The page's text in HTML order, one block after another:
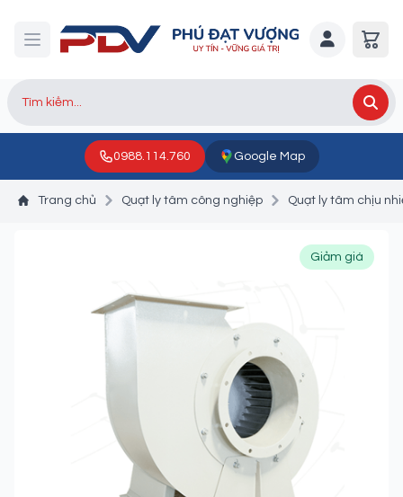
0988.114.760 Google Map
Trang chủ Quạt ly tâm công nghiệp Quạt ly tâm chịu
Giảm giá